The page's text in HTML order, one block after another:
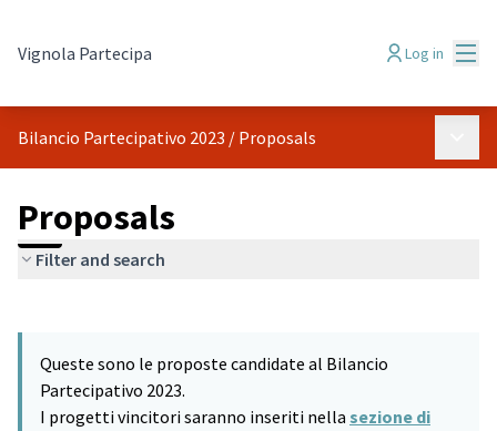
Vignola Partecipa Log in
Bilancio Partecipativo 2023 / Proposals
Proposals
Filter and search
−
Queste sono le proposte candidate al Bilancio
Partecipativo 2023.
I progetti vincitori saranno inseriti nella sezione di